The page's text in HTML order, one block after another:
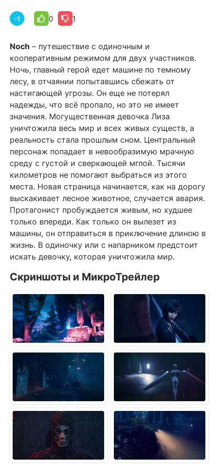
-1 0 1
Noch – путешествие с одиночным и
кооперативным режимом для двух участников.
Ночь, главный герой едет машине по темному
лесу, в отчаянии попытавшись сбежать от
настигающей угрозы. Он еще не потерял
надежды, что всё пропало, но это не имеет
значения. Могущественная девочка Лиза
уничтожила весь мир и всех живых существ, а
реальность стала прошлым сном. Центральный
персонаж попадает в невообразимую мрачную
среду с густой и сверкающей мглой. Тысячи
километров не помогают выбраться из этого
места. Новая страница начинается, как на дорогу
выскакивает лесное животное, случается авария.
Протагонист пробуждается живым, но худшее
только впереди. Как только он вылезет из
машины, он отправиться в приключение длиною в
жизнь. В одиночку или с напарником предстоит
искать девочку, которая уничтожила мир.
Скриншоты и МикроТрейлер